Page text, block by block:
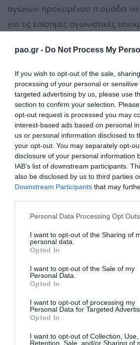
pao.gr - Do Not Process My
If you wish to opt-out of the sale,
processing of your personal or
targeted advertising by us, please use
section to confirm your selection.
opt-out request is processed you may
interest-based ads based on personal
us or personal information disclosed to
your opt-out. You may separately opt-
disclosure of your personal information
IAB’s list of downstream participants.
also be disclosed by us to third parties
Downstream Participants that may
Please note that this website/app uses
not limited to your visit or usage
grant or deny consent to Google and its
use your data for below specified
consent section.
Personal Data Processing Opt Outs
I want to opt-out of the Sharing of
personal data.
Opted In
I want to opt-out of the Sale of my
Personal Data.
Opted In
I want to opt-out of processing my
Personal Data for Targeted
Opted In
I want to opt-out of Collection, Use,
Retention, Sale, and/or Sharing of
αγώνων προκειμένου η ομάδα να
για τις επίσημες αγωνιστικές
ΤΟ ΡΟΣΤΕΡ ΤΗΣ
Γενν.
ΠΑΝΑΓΑΚΟΣ ΝΙΚΟΣ 2004
ΚΟΝΤΟΓΕΩΡΓΗΣ
ΔΗΜΗΤΡΗΣ
2005
ΚΑΜΑΡΟΣ ΜΙΧΑΛΗΣ-
ΡΑΦΑΗΛ
2004
ΤΣΕΒΑΣ ΝΙΚΟΣ 2004
ΚΟΚΚΑΚΗΣ ΠΕΤΡΟΣ
2005
ΠΑΥΛΑΚΗΣ ΓΙΩΡΓΟΣ
2003
ΤΣΙΑΒΟΣ
ΚΩΝΣΤΑΝΤΙΝΟΣ
2004
ΧΑΣΑΝΑΓΚΟ ΑΝΤΡΕΑΣ 2005
ΔΙΑΜΑΝΤΗΣ
ΠΡΟΔΡΟΜΙΤΗΣ
ΘΑΝΟΣ
2004
ΖΕΪΜΠΕΚΗΣ
ΓΡΗΓΟΡΗΣ
2004